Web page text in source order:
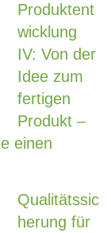
Produktent
wicklung
IV: Von der
Idee zum
fertigen
Produkt –
einen
Qualitätssic
herung für